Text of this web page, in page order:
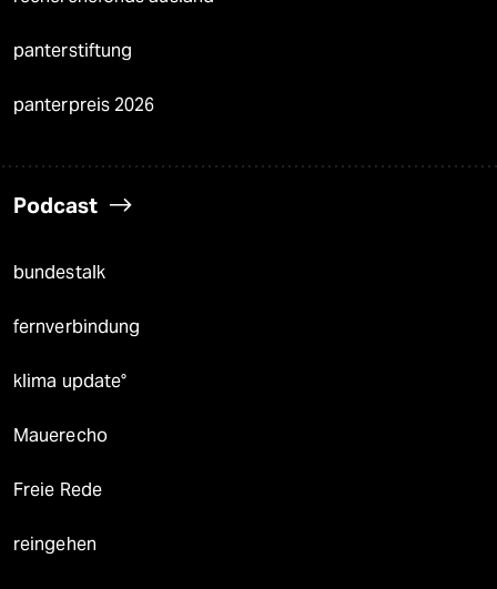
panterstiftung
panterpreis 2026
Podcast
bundestalk
fernverbindung
klima update°
Mauerecho
Freie Rede
reingehen